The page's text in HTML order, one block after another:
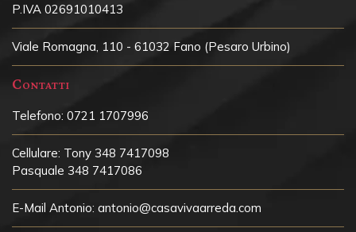
P.IVA 02691010413
Viale Romagna, 110 - 61032 Fano (Pesaro Urbino)
Contatti
Telefono: 0721 1707996
Cellulare: Tony 348 7417098
Pasquale 348 7417086
E-Mail Antonio: antonio@casavivaarreda.com